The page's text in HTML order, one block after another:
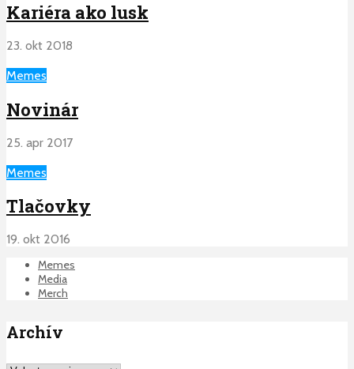
Kariéra ako lusk
23. okt 2018
Memes
Novinár
25. apr 2017
Memes
Tlačovky
19. okt 2016
Memes
Media
Merch
Archív